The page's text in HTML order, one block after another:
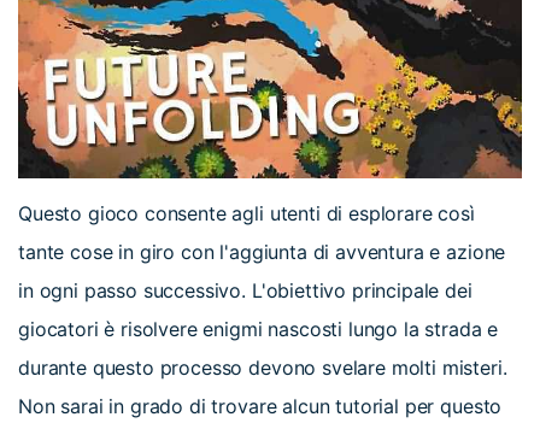
Questo gioco consente agli utenti di esplorare così
tante cose in giro con l'aggiunta di avventura e azione
in ogni passo successivo. L'obiettivo principale dei
giocatori è risolvere enigmi nascosti lungo la strada e
durante questo processo devono svelare molti misteri.
Non sarai in grado di trovare alcun tutorial per questo